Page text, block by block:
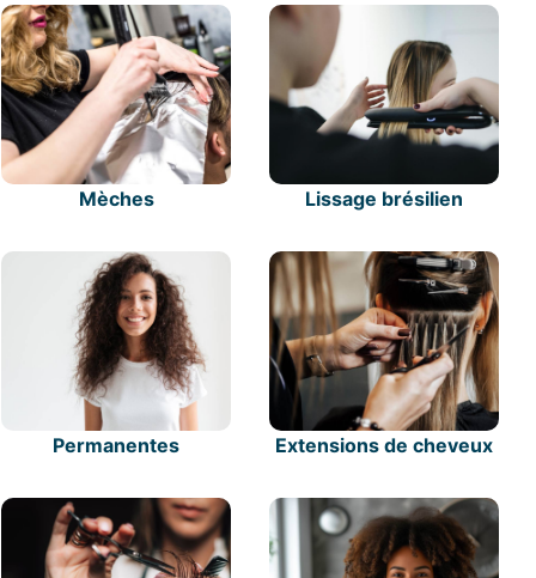
Mèches Lissage brésilien
Permanentes Extensions de cheveux